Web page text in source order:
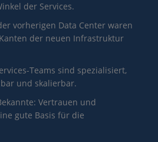
der Services.
vorherigen Data Center waren
der neuen Infrastruktur
Teams sind spezialisiert,
und skalierbar.
Vertrauen und
gute Basis für die